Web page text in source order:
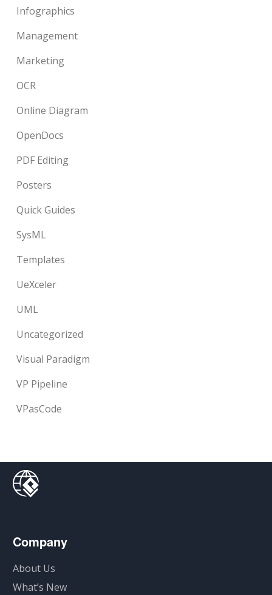
Infographics
Management
Marketing
OCR
Online Diagram
OpenDocs
PDF Editing
Posters
Quick Guides
SysML
Templates
UeXceler
UML
Uncategorized
Visual Paradigm
VP Pipeline
VPasCode
Company
About Us
What’s New